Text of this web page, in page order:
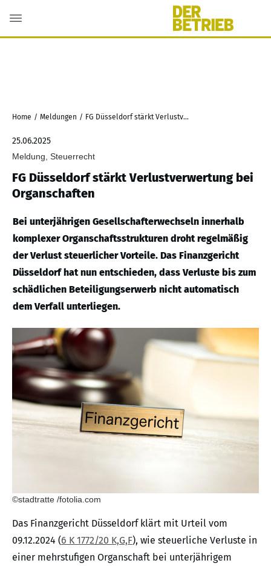
Home / Meldungen / FG Düsseldorf stärkt Verlustverwertung bei Organschaften
25.06.2025
Meldung, Steuerrecht
FG Düsseldorf stärkt Verlustverwertung bei
Organschaften
Bei unterjährigen Gesellschafterwechseln innerhalb
komplexer Organschaftsstrukturen droht regelmäßig
der Verlust steuerlicher Vorteile. Das Finanzgericht
Düsseldorf hat nun entschieden, dass Verluste bis zum
schädlichen Beteiligungserwerb nicht automatisch
dem Verfall unterliegen.
©stadtratte /fotolia.com
Das Finanzgericht Düsseldorf klärt mit Urteil vom
09.12.2024 (6 K 1772/20 K,G,F), wie steuerliche Verluste in
einer mehrstufigen Organschaft bei unterjährigem